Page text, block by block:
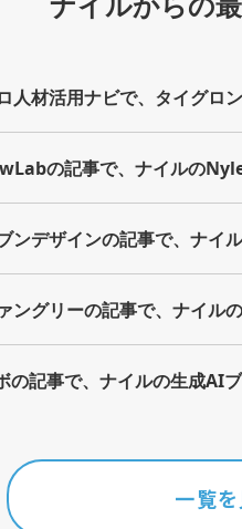
人材活用ナビで、タイグロ
の記事で、ナイルの
ンデザインの記事で、ナイ
ングリーの記事で、ナイル
の記事で、ナイルの生成AI
一覧を